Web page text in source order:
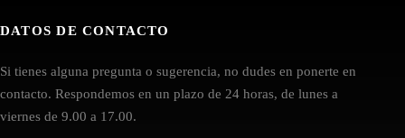
DATOS DE CONTACTO
Si tienes alguna pregunta o sugerencia, no dudes en ponerte en
contacto. Respondemos en un plazo de 24 horas, de lunes a
viernes de 9.00 a 17.00.